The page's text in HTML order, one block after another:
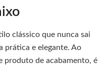
clássico que nunca sai
prática e elegante. Ao
produto de acabamento, é